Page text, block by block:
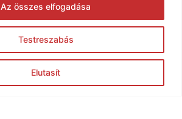
Testreszabás
Elutasít
Az összes elfogadása